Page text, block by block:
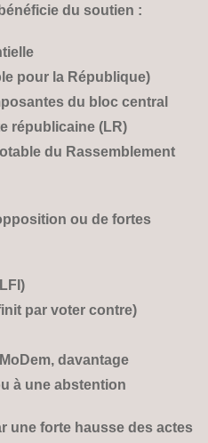
du soutien :
pour la République)
du bloc central
républicaine (LR)
du Rassemblement
ou de fortes
par voter contre)
davantage
à une abstention
une forte hausse des actes